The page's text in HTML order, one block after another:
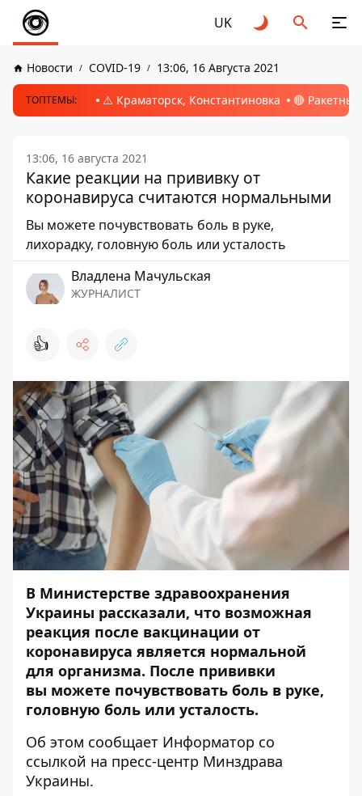
UK
Новости COVID-19 13:06, 16 Августа 2021
ТОПТЕМЫ: ⚠️ Краматорск, Константиновка 🔴
13:06, 16 августа 2021
Какие реакции на прививку от
коронавируса считаются нормальными
Вы можете почувствовать боль в руке,
лихорадку, головную боль или усталость
Владлена Мачульская
ЖУРНАЛИСТ
👍
В Министерстве здравоохранения
Украины рассказали, что возможная
реакция после вакцинации от
коронавируса является нормальной
для организма. После прививки
вы можете почувствовать боль в руке,
головную боль или усталость.
Об этом сообщает Информатор со
ссылкой на пресс-центр Минздрава
Украины.